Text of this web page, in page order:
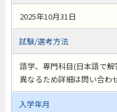
2025年10月31日
試験/選考方法
語学、専門科目(日本語で
異なるため詳細は問い合わ
入学年月